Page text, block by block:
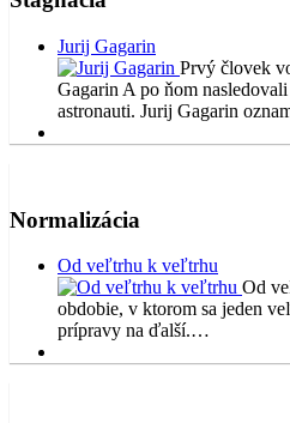
Jurij Gagarin
Prvý človek
Gagarin A po ňom
astronauti. Jurij Gagarin
Normalizácia
Od veľtrhu k veľtrhu
Od
obdobie, v ktorom sa jeden
prípravy na ďalší.…